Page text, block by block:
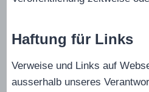
Haftung für Links
Verweise und Links auf
ausserhalb unseres